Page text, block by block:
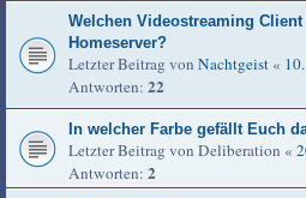
Welchen Videostreaming
Homeserver?
Letzter Beitrag von Nachtgeist «
Antworten: 22
In welcher Farbe gefällt Euch
Letzter Beitrag von Deliberation «
Antworten: 2